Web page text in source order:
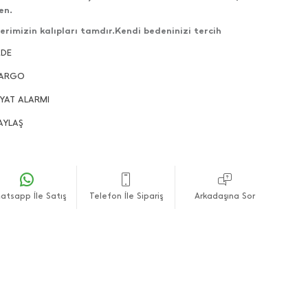
kalıpları tamdır.Kendi bedeninizi tercih
alışverişler dileriz.
ALARMI
İle Satış Telefon İle Sipariş Arkadaşına Sor